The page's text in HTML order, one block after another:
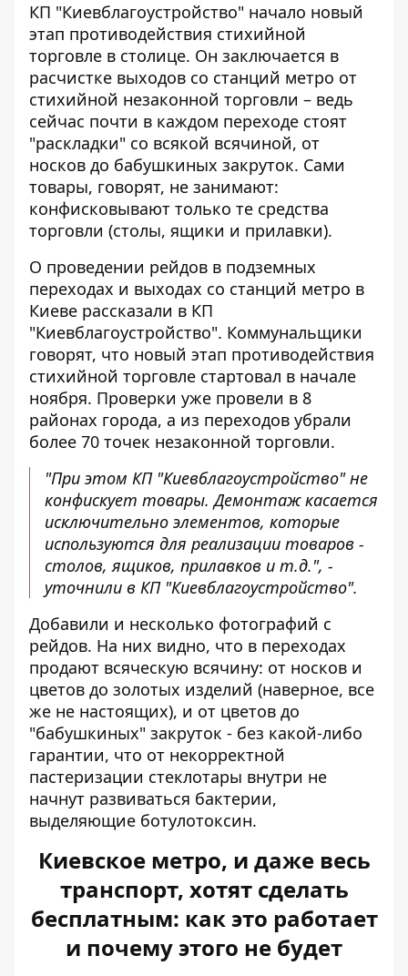
КП "Киевблагоустройство" начало новый
этап противодействия стихийной
торговле в столице. Он заключается в
расчистке выходов со станций метро от
стихийной незаконной торговли – ведь
сейчас почти в каждом переходе стоят
"раскладки" со всякой всячиной, от
носков до бабушкиных закруток. Сами
товары, говорят, не занимают:
конфисковывают только те средства
торговли (столы, ящики и прилавки).
О проведении рейдов в подземных
переходах и выходах со станций метро в
Киеве рассказали в КП
"Киевблагоустройство". Коммунальщики
говорят, что новый этап противодействия
стихийной торговле стартовал в начале
ноября. Проверки уже провели в 8
районах города, а из переходов убрали
более 70 точек незаконной торговли.
"При этом КП "Киевблагоустройство" не
конфискует товары. Демонтаж касается
исключительно элементов, которые
используются для реализации товаров -
столов, ящиков, прилавков и т.д.", -
уточнили в КП "Киевблагоустройство".
Добавили и несколько фотографий с
рейдов. На них видно, что в переходах
продают всяческую всячину: от носков и
цветов до золотых изделий (наверное, все
же не настоящих), и от цветов до
"бабушкиных" закруток - без какой-либо
гарантии, что от некорректной
пастеризации стеклотары внутри не
начнут развиваться бактерии,
выделяющие ботулотоксин.
Киевское метро, ​​и даже весь
транспорт, хотят сделать
бесплатным: как это работает
и почему этого не будет